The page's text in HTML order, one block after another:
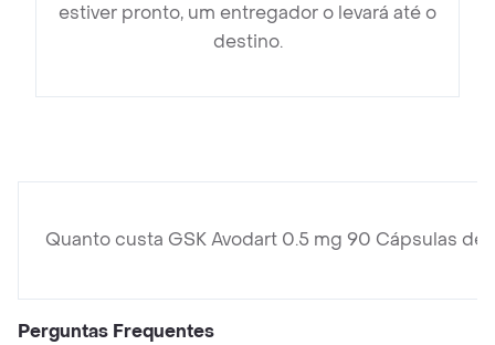
estiver pronto, um entregador o levará até o
destino.
Quanto custa GSK Avodart 0.5 mg 90 Cápsulas de
Perguntas Frequentes